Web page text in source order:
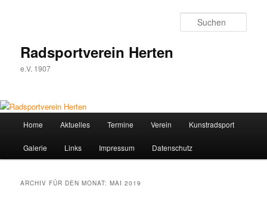
Radsportverein Herten
e.V. 1907
Home Aktuelles Termine Verein Kunstradsport
Galerie Links Impressum Datenschutz
ARCHIV FÜR DEN MONAT:MAI 2019